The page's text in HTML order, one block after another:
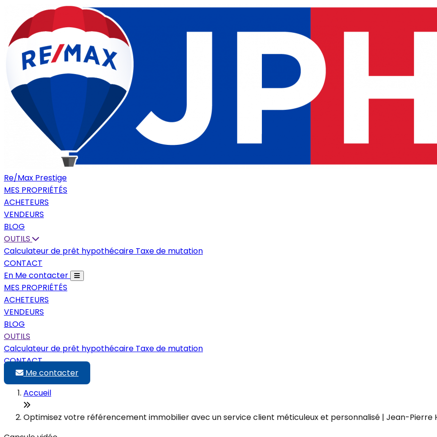
Re/Max Prestige
MES PROPRIÉTÉS
ACHETEURS
VENDEURS
BLOG
OUTILS
Calculateur de prêt hypothécaire Taxe de mutation
CONTACT
En Me contacter
MES PROPRIÉTÉS
ACHETEURS
VENDEURS
BLOG
OUTILS
Calculateur de prêt hypothécaire Taxe de mutation
CONTACT
Me contacter
Accueil
Optimisez votre référencement immobilier avec un service client méticuleux et personnalisé | Jean-Pierre